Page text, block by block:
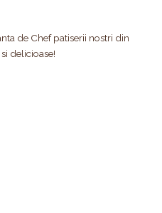
de Chef patiserii nostri din
delicioase!